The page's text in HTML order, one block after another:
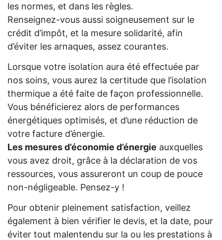
les normes, et dans les règles.
Renseignez-vous aussi soigneusement sur le
crédit d’impôt, et la mesure solidarité, afin
d’éviter les arnaques, assez courantes.
Lorsque votre isolation aura été effectuée par
nos soins, vous aurez la certitude que l’isolation
thermique a été faite de façon professionnelle.
Vous bénéficierez alors de performances
énergétiques optimisés, et d’une réduction de
votre facture d’énergie.
Les mesures d’économie d’énergie auxquelles
vous avez droit, grâce à la déclaration de vos
ressources, vous assureront un coup de pouce
non-négligeable. Pensez-y !
Pour obtenir pleinement satisfaction, veillez
également à bien vérifier le devis, et la date, pour
éviter tout malentendu sur la ou les prestations à